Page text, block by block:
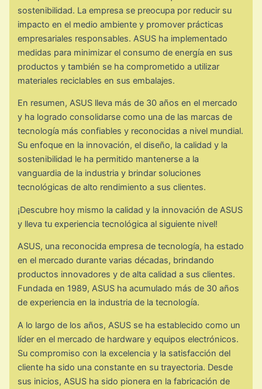
sostenibilidad. La empresa se preocupa por reducir su
impacto en el medio ambiente y promover prácticas
empresariales responsables. ASUS ha implementado
medidas para minimizar el consumo de energía en sus
productos y también se ha comprometido a utilizar
materiales reciclables en sus embalajes.
En resumen, ASUS lleva más de 30 años en el mercado
y ha logrado consolidarse como una de las marcas de
tecnología más confiables y reconocidas a nivel mundial.
Su enfoque en la innovación, el diseño, la calidad y la
sostenibilidad le ha permitido mantenerse a la
vanguardia de la industria y brindar soluciones
tecnológicas de alto rendimiento a sus clientes.
¡Descubre hoy mismo la calidad y la innovación de ASUS
y lleva tu experiencia tecnológica al siguiente nivel!
ASUS, una reconocida empresa de tecnología, ha estado
en el mercado durante varias décadas, brindando
productos innovadores y de alta calidad a sus clientes.
Fundada en 1989, ASUS ha acumulado más de 30 años
de experiencia en la industria de la tecnología.
A lo largo de los años, ASUS se ha establecido como un
líder en el mercado de hardware y equipos electrónicos.
Su compromiso con la excelencia y la satisfacción del
cliente ha sido una constante en su trayectoria. Desde
sus inicios, ASUS ha sido pionera en la fabricación de